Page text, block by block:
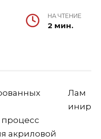
НА ЧТЕНИЕ
2 мин.
Лам
инир
акриловой